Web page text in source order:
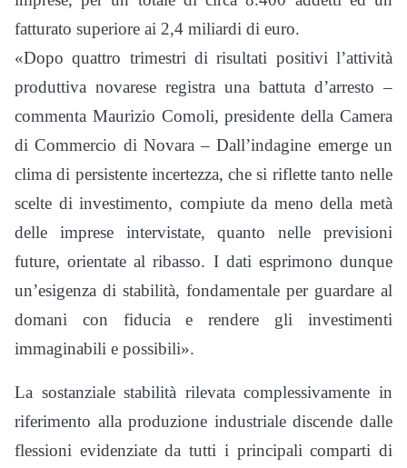
fatturato superiore ai 2,4 miliardi di euro.
«Dopo quattro trimestri di risultati positivi l’attività
produttiva novarese registra una battuta d’arresto –
commenta Maurizio Comoli, presidente della Camera
di Commercio di Novara – Dall’indagine emerge un
clima di persistente incertezza, che si riflette tanto nelle
scelte di investimento, compiute da meno della metà
delle imprese intervistate, quanto nelle previsioni
future, orientate al ribasso. I dati esprimono dunque
un’esigenza di stabilità, fondamentale per guardare al
domani con fiducia e rendere gli investimenti
immaginabili e possibili».
La sostanziale stabilità rilevata complessivamente in
riferimento alla produzione industriale discende dalle
flessioni evidenziate da tutti i principali comparti di